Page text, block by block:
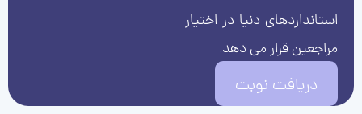
استانداردهای دنیا در اختیار
مراجعین قرار می دهد.
دریافت نوبت